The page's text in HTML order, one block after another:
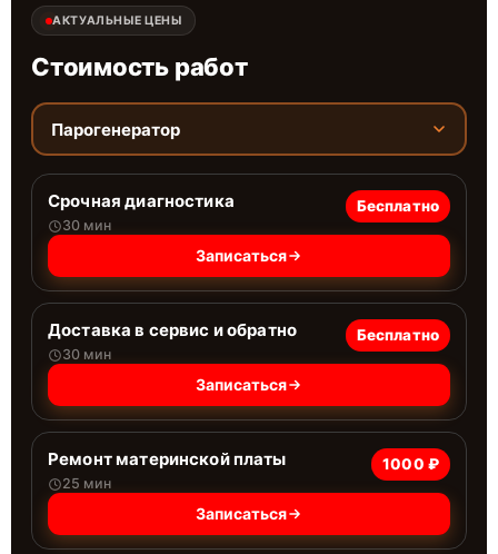
АКТУАЛЬНЫЕ ЦЕНЫ
Стоимость работ
Парогенератор
Срочная диагностика
30 мин
Бесплатно
Записаться
Доставка в сервис и обратно
30 мин
Бесплатно
Записаться
Ремонт материнской платы
25 мин
1000 ₽
Записаться